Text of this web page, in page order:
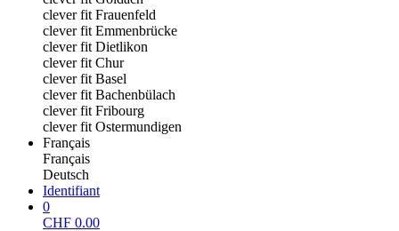
clever fit Frauenfeld
clever fit Emmenbrücke
clever fit Dietlikon
clever fit Chur
clever fit Basel
clever fit Bachenbülach
clever fit Fribourg
clever fit Ostermundigen
Français
Français
Deutsch
Identifiant
0
CHF 0.00